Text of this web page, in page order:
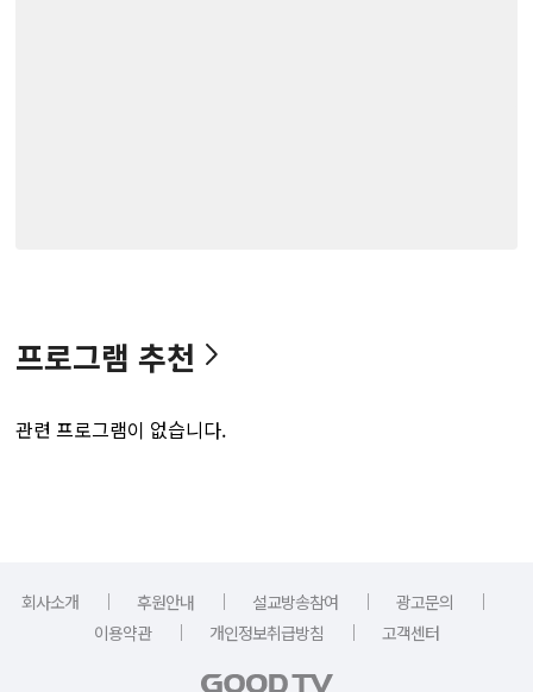
프로그램 추천
관련 프로그램이 없습니다.
회사소개 ｜ 후원안내 ｜ 설교방송참여 ｜ 광고문의
｜
이용약관
｜ 개인정보취급방침 ｜ 고객센터